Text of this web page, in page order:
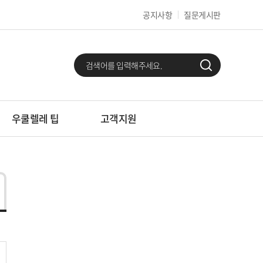
공지사항 질문게시판
우쿨렐레 팁 고객지원